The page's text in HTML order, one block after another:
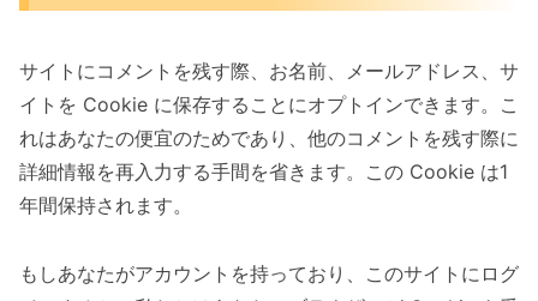
サイトにコメントを残す際、お名前、メールアドレス、サ
イトを Cookie に保存することにオプトインできます。こ
れはあなたの便宜のためであり、他のコメントを残す際に
詳細情報を再入力する手間を省きます。この Cookie は1
年間保持されます。
もしあなたがアカウントを持っており、このサイトにログ